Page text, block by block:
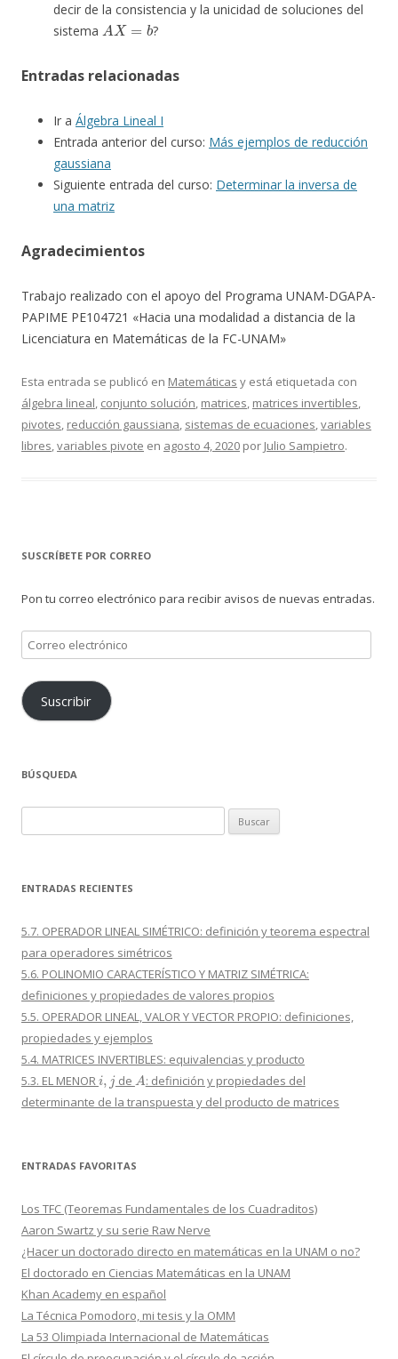
decir de la consistencia y la unicidad de soluciones del
sistema
A X=b
?
Entradas relacionadas
Ir a Álgebra Lineal I
Entrada anterior del curso: Más ejemplos de reducción
gaussiana
Siguiente entrada del curso: Determinar la inversa de
una matriz
Agradecimientos
Trabajo realizado con el apoyo del Programa UNAM-DGAPA-
PAPIME PE104721 «Hacia una modalidad a distancia de la
Licenciatura en Matemáticas de la FC-UNAM»
Esta entrada se publicó en Matemáticas y está etiquetada con
álgebra lineal, conjunto solución, matrices, matrices invertibles,
pivotes, reducción gaussiana, sistemas de ecuaciones,variables
libres,variables pivote en agosto 4, 2020 por Julio Sampietro.
SUSCRÍBETE POR CORREO
Pon tu correo electrónico para recibir avisos de nuevas entradas.
Correo
electrónico
Suscribir
BÚSQUEDA
ENTRADAS RECIENTES
5.7. OPERADOR LINEAL SIMÉTRICO: definición y teorema espectral
para operadores simétricos
5.6. POLINOMIO CARACTERÍSTICO Y MATRIZ SIMÉTRICA:
definiciones y propiedades de valores propios
5.5. OPERADOR LINEAL, VALOR Y VECTOR PROPIO: definiciones,
propiedades y ejemplos
5.4. MATRICES INVERTIBLES: equivalencias y producto
5.3. EL MENORi,j de A: definición y propiedades del
determinante de la transpuesta y del producto de matrices
ENTRADAS FAVORITAS
Los TFC (Teoremas Fundamentales de los Cuadraditos)
Aaron Swartz y su serie Raw Nerve
¿Hacer un doctorado directo en matemáticas en la UNAM o no?
El doctorado en Ciencias Matemáticas en la UNAM
Khan Academy en español
La Técnica Pomodoro, mi tesis y la OMM
La 53 Olimpiada Internacional de Matemáticas